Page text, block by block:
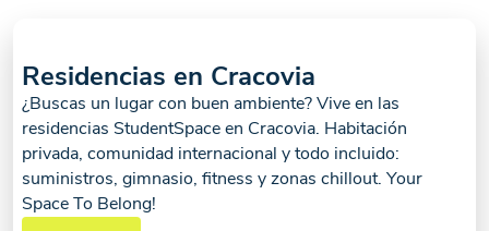
Ver todas las
fotos
Residencias en Cracovia
¿Buscas un lugar con buen ambiente? Vive en las
residencias StudentSpace en Cracovia. Habitación
privada, comunidad internacional y todo incluido:
suministros, gimnasio, fitness y zonas chillout. Your
Space To Belong!